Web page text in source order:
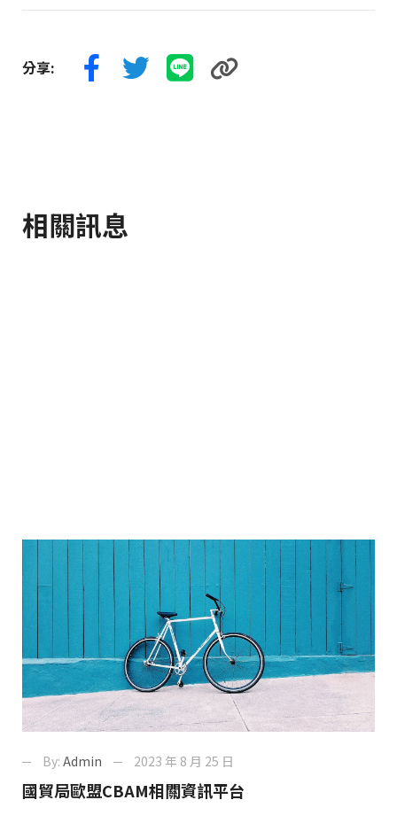
分享:
相關訊息
By: Admin 2023 年 8 月 25 日
國貿局歐盟CBAM相關資訊平台